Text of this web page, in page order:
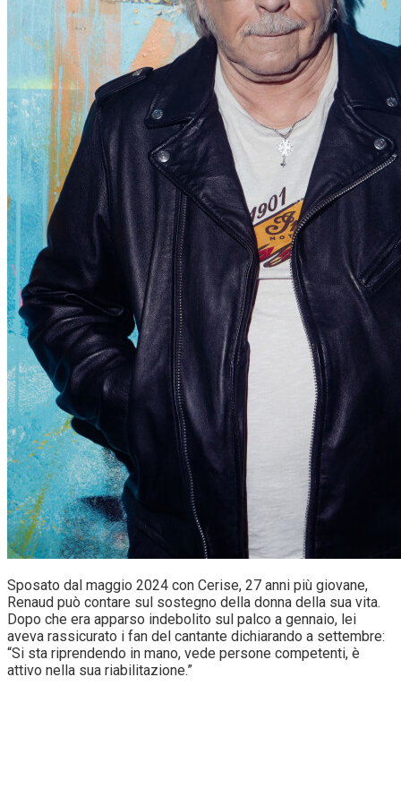
Sposato dal maggio 2024 con Cerise, 27 anni più giovane,
Renaud può contare sul sostegno della donna della sua vita.
Dopo che era apparso indebolito sul palco a gennaio, lei
aveva rassicurato i fan del cantante dichiarando a settembre:
“Si sta riprendendo in mano, vede persone competenti, è
attivo nella sua riabilitazione.”